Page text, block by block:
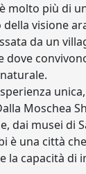
molto più di
visione
da un
dove
Moschea
dai musei di
è una città
la capacità di